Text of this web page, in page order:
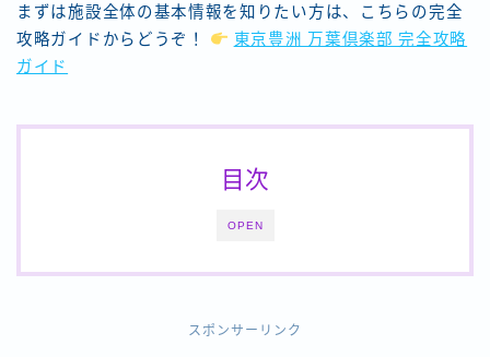
まずは施設全体の基本情報を知りたい方は、こちらの完全
攻略ガイドからどうぞ！
東京豊洲 万葉倶楽部 完全攻略
ガイド
OPEN
目次
スポンサーリンク